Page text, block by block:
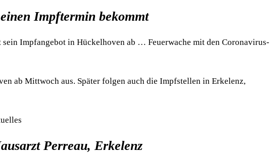
Impftermin bekommt
Impfangebot in Hückelhoven ab … Feuerwache mit den Coronavirus-
ab Mittwoch aus. Später folgen auch die Impfstellen in Erkelenz,
Perreau, Erkelenz